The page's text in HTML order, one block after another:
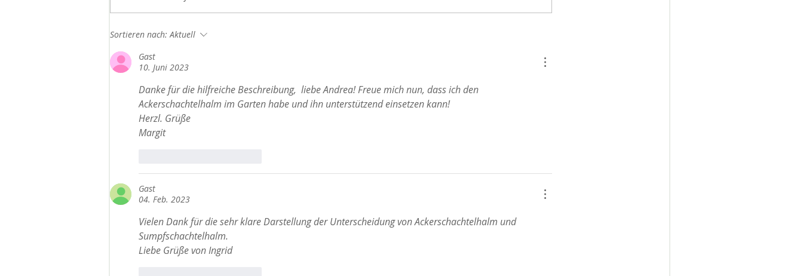
Naturfarben für die Seife
Sortieren nach: Aktuell
Gast
10. Juni 2023
Danke für die hilfreiche Beschreibung,  liebe Andrea! Freue mich nun, dass ich den
Ackerschachtelhalm im Garten habe und ihn unterstützend einsetzen kann!
Herzl. Grüße
Margit
Gast
04. Feb. 2023
Vielen Dank für die sehr klare Darstellung der Unterscheidung von Ackerschachtelhalm und
Sumpfschachtelhalm.
Liebe Grüße von Ingrid